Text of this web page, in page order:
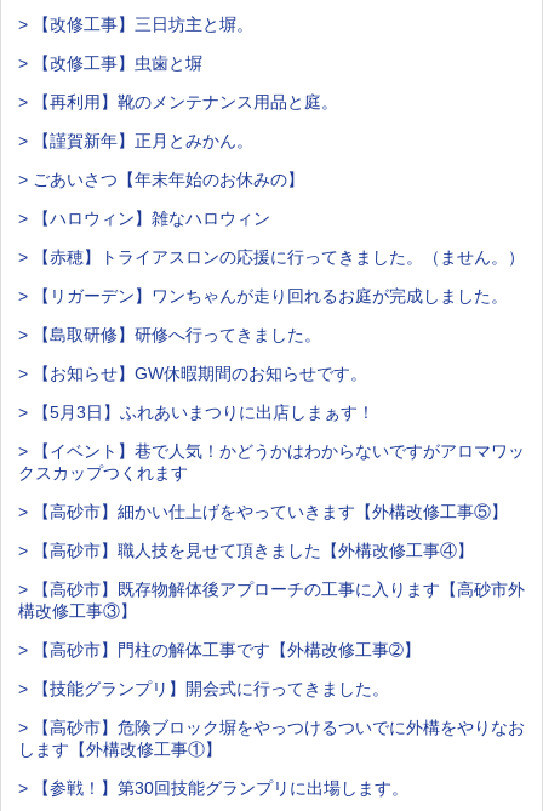
> 【改修工事】三日坊主と塀。
> 【改修工事】虫歯と塀
> 【再利用】靴のメンテナンス用品と庭。
> 【謹賀新年】正月とみかん。
> ごあいさつ【年末年始のお休みの】
> 【ハロウィン】雑なハロウィン
> 【赤穂】トライアスロンの応援に行ってきました。（ません。）
> 【リガーデン】ワンちゃんが走り回れるお庭が完成しました。
> 【島取研修】研修へ行ってきました。
> 【お知らせ】GW休暇期間のお知らせです。
> 【5月3日】ふれあいまつりに出店しまぁす！
> 【イベント】巷で人気！かどうかはわからないですがアロマワッ
クスカップつくれます
> 【高砂市】細かい仕上げをやっていきます【外構改修工事⑤】
> 【高砂市】職人技を見せて頂きました【外構改修工事④】
> 【高砂市】既存物解体後アプローチの工事に入ります【高砂市外
構改修工事③】
> 【高砂市】門柱の解体工事です【外構改修工事➁】
> 【技能グランプリ】開会式に行ってきました。
> 【高砂市】危険ブロック塀をやっつけるついでに外構をやりなお
します【外構改修工事①】
> 【参戦！】第30回技能グランプリに出場します。